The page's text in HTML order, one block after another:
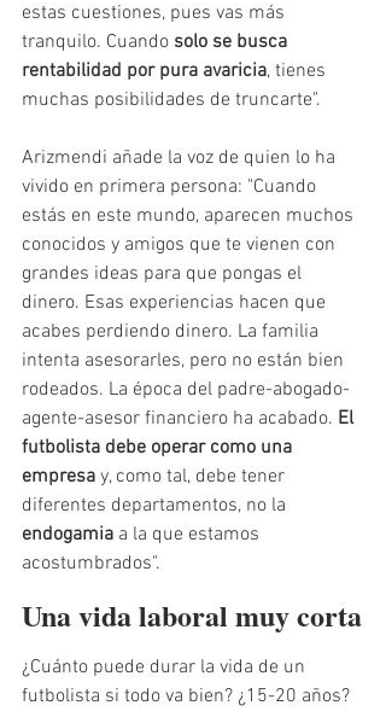
estas cuestiones, pues vas más
tranquilo. Cuando solo se busca
rentabilidad por pura avaricia, tienes
muchas posibilidades de truncarte".
Arizmendi añade la voz de quien lo ha
vivido en primera persona: "Cuando
estás en este mundo, aparecen muchos
conocidos y amigos que te vienen con
grandes ideas para que pongas el
dinero. Esas experiencias hacen que
acabes perdiendo dinero. La familia
intenta asesorarles, pero no están bien
rodeados. La época del padre-abogado-
agente-asesor financiero ha acabado. El
futbolista debe operar como una
empresa y, como tal, debe tener
diferentes departamentos, no la
endogamia a la que estamos
acostumbrados".
Una vida laboral muy corta
¿Cuánto puede durar la vida de un
futbolista si todo va bien? ¿15-20 años?